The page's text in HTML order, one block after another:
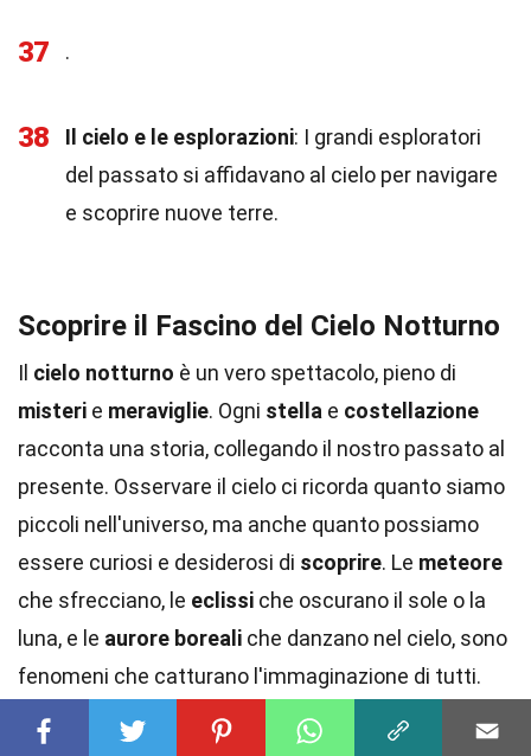
37 .
38 Il cielo e le esplorazioni: I grandi esploratori
del passato si affidavano al cielo per navigare
e scoprire nuove terre.
Scoprire il Fascino del Cielo Notturno
Il cielo notturno è un vero spettacolo, pieno di
misteri e meraviglie. Ogni stella e costellazione
racconta una storia, collegando il nostro passato al
presente. Osservare il cielo ci ricorda quanto siamo
piccoli nell'universo, ma anche quanto possiamo
essere curiosi e desiderosi di scoprire. Le meteore
che sfrecciano, le eclissi che oscurano il sole o la
luna, e le aurore boreali che danzano nel cielo, sono
fenomeni che catturano l'immaginazione di tutti.
Conoscere questi fatti non solo arricchisce la